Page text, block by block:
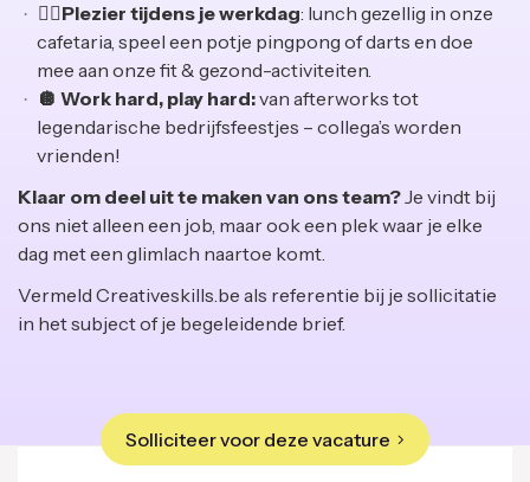
🏃‍♀Plezier tijdens je werkdag: lunch gezellig in onze
cafetaria, speel een potje pingpong of darts en doe
mee aan onze fit & gezond-activiteiten.
🪩 Work hard, play hard:van afterworks tot
legendarische bedrijfsfeestjes – collega’s worden
vrienden!
Klaar om deel uit te maken van ons team?Je vindt bij
ons niet alleen een job, maar ook een plek waar je elke
dag met een glimlach naartoe komt.
Vermeld Creativeskills.be als referentie bij je sollicitatie
in het subject of je begeleidende brief.